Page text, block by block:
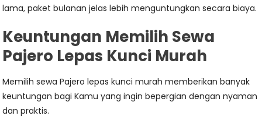
lama, paket bulanan jelas lebih menguntungkan secara biaya.
Keuntungan Memilih Sewa
Pajero Lepas Kunci Murah
Memilih sewa Pajero lepas kunci murah memberikan banyak
keuntungan bagi Kamu yang ingin bepergian dengan nyaman
dan praktis.